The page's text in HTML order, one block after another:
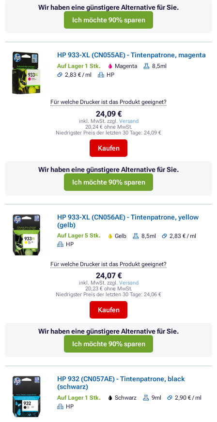
Wir haben eine günstigere Alternative für Sie.
Ich möchte 90% sparen
HP 933-XL (CN055AE) - Tintenpatrone, magenta
Auf Lager 1 Stk. Magenta
8,5ml
2,83 € / ml
HP
24,09 €
inkl. MwSt. zzgl. Versand
20,24 € ohne MwSt.
Niedrigster Preis der letzten 30 Tage: 24,09 €
Kaufen
Für welche Drucker ist das Produkt geeignet?
Wir haben eine günstigere Alternative für Sie.
Ich möchte 90% sparen
HP 933-XL (CN056AE) - Tintenpatrone, yellow
(gelb)
Auf Lager 5 Stk. Gelb 8,5ml
2,83 € / ml
HP
24,07 €
inkl. MwSt. zzgl. Versand
20,23 € ohne MwSt.
Niedrigster Preis der letzten 30 Tage: 24,06 €
Kaufen
Für welche Drucker ist das Produkt geeignet?
Wir haben eine günstigere Alternative für Sie.
Ich möchte 90% sparen
HP 932 (CN057AE) - Tintenpatrone, black
(schwarz)
Auf Lager 1 Stk. Schwarz 9ml
2,90 € / ml
HP